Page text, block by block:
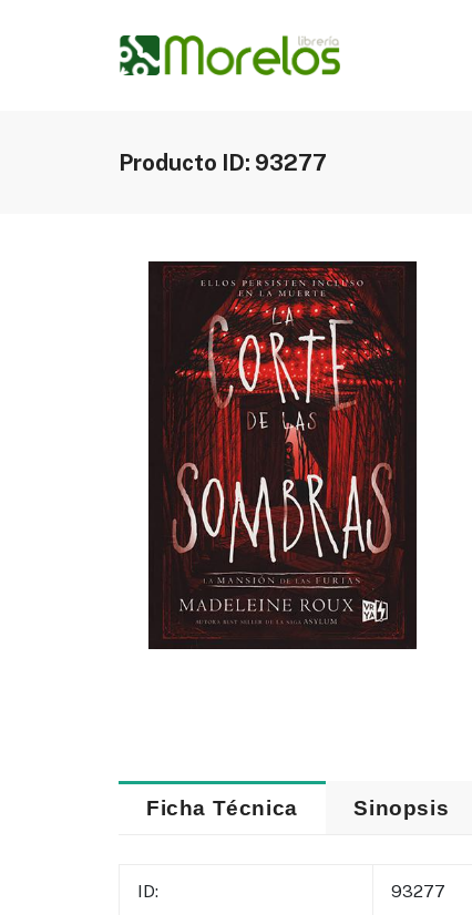
Producto ID: 93277
Ficha Técnica Sinopsis
ID: 93277